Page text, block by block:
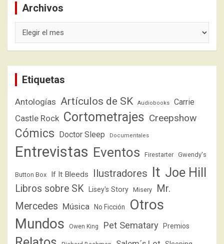
Archivos
Etiquetas
Antologías Artículos de SK Audiobooks Carrie
Castle Rock Cortometrajes Creepshow
Cómics Doctor Sleep Documentales
Entrevistas Eventos Firestarter Gwendy's
Button Box If It Bleeds Ilustradores It Joe Hill
Libros sobre SK Lisey's Story Misery
Mr.
Mercedes Música No Ficción
Otros
Mundos
Owen King Pet Sematary Premios